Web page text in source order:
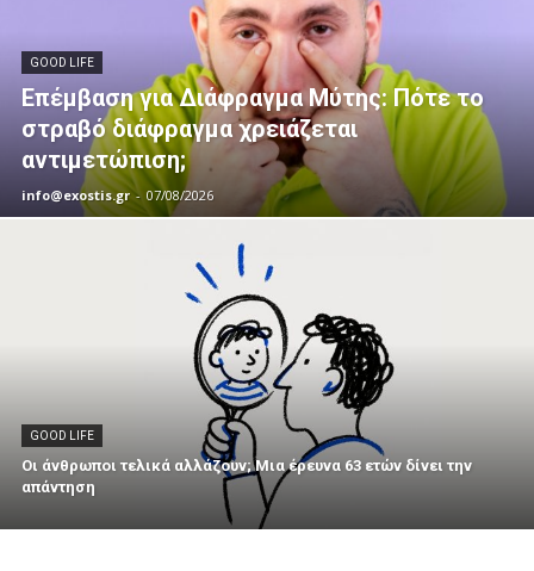
GOOD LIFE
Επέμβαση για Διάφραγμα Μύτης: Πότε το
στραβό διάφραγμα χρειάζεται
αντιμετώπιση;
info@exostis.gr - 07/08/2026
GOOD LIFE
Οι άνθρωποι τελικά αλλάζουν; Μια έρευνα 63 ετών δίνει την
απάντηση